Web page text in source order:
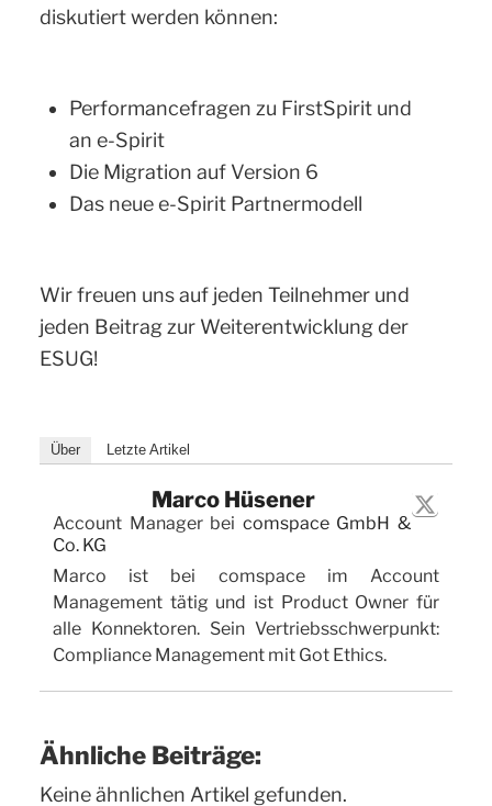
diskutiert werden können:
Performancefragen zu FirstSpirit und
an e-Spirit
Die Migration auf Version 6
Das neue e-Spirit Partnermodell
Wir freuen uns auf jeden Teilnehmer und
jeden Beitrag zur Weiterentwicklung der
ESUG!
Über Letzte Artikel
Marco Hüsener
Account Managerbei comspace GmbH &
Co. KG
Marco ist bei comspace im Account
Management tätig und ist Product Owner für
alle Konnektoren. Sein Vertriebsschwerpunkt:
Compliance Management mit Got Ethics.
Ähnliche Beiträge:
Keine ähnlichen Artikel gefunden.